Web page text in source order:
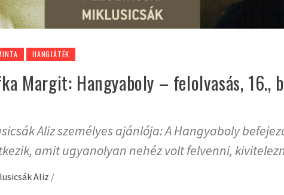
HANGJÁTÉK
Margit: Hangyaboly – felolvasás, 16.,
Aliz személyes ajánlója: A Hangyaboly
amit ugyanolyan nehéz volt felvenni,
Aliz /